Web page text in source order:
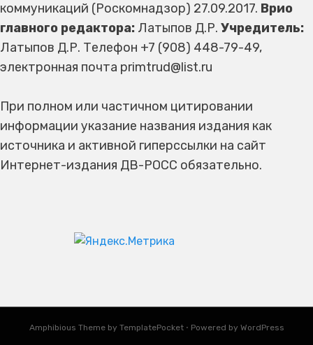
коммуникаций (Роскомнадзор) 27.09.2017. Врио
главного редактора: Латыпов Д.Р. Учредитель:
Латыпов Д.Р. Телефон +7 (908) 448-79-49,
электронная почта primtrud@list.ru
При полном или частичном цитировании
информации указание названия издания как
источника и активной гиперссылки на сайт
Интернет-издания ДВ-РОСС обязательно.
Amphibious Theme by TemplatePocket ⋅ Powered by WordPress